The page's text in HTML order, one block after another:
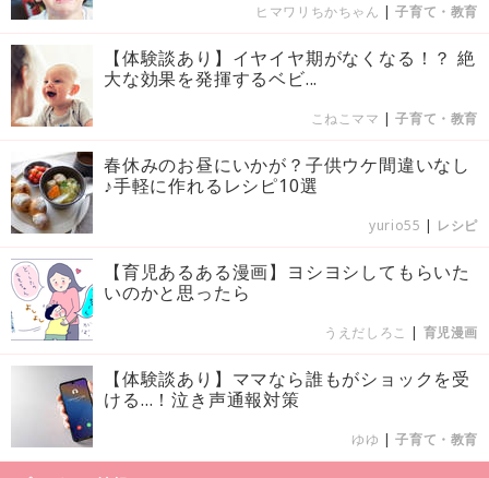
ヒマワリちかちゃん |子育て・教育
【体験談あり】イヤイヤ期がなくなる！？ 絶
大な効果を発揮するベビ...
こねこママ |子育て・教育
春休みのお昼にいかが？子供ウケ間違いなし
♪手軽に作れるレシピ10選
yurio55 | レシピ
【育児あるある漫画】ヨシヨシしてもらいた
いのかと思ったら
うえだしろこ | 育児漫画
【体験談あり】ママなら誰もがショックを受
ける…！泣き声通報対策
ゆゆ |子育て・教育